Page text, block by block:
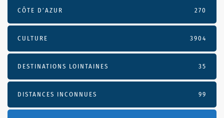
CÔTE D’AZUR 270
CULTURE 3904
DESTINATIONS LOINTAINES 35
DISTANCES INCONNUES 99